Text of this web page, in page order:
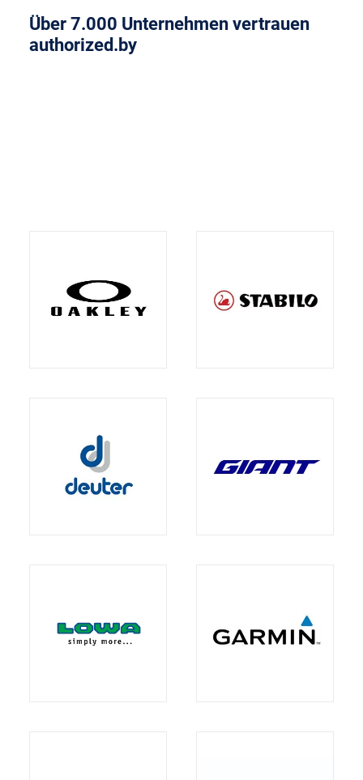
Über 7.000 Unternehmen vertrauen
authorized.by